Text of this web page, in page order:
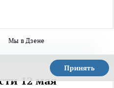
Мы в Дзене
Принять
12 мая